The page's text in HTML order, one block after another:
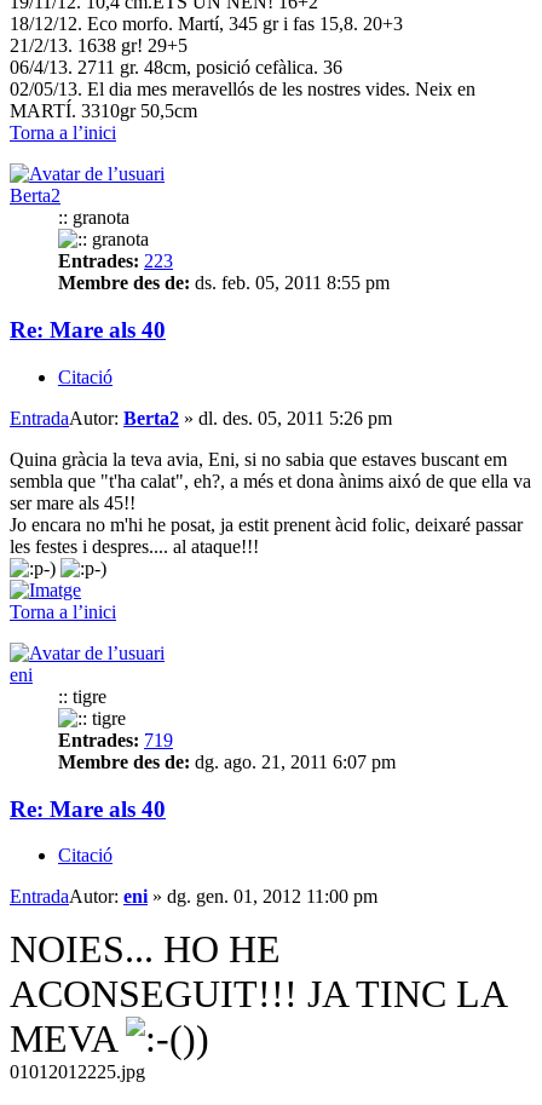
18/12/12. Eco morfo. Martí, 345 gr i fas 15,8. 20+3
21/2/13. 1638 gr! 29+5
06/4/13. 2711 gr. 48cm, posició cefàlica. 36
02/05/13. El dia mes meravellós de les nostres vides. Neix en
MARTÍ. 3310gr 50,5cm
Torna a l’inici
Berta2
:: granota
Entrades: 223
Membre des de: ds. feb. 05, 2011 8:55 pm
Re: Mare als 40
Citació
EntradaAutor: Berta2 » dl. des. 05, 2011 5:26 pm
Quina gràcia la teva avia, Eni, si no sabia que estaves buscant em
sembla que "t'ha calat", eh?, a més et dona ànims aixó de que ella va
ser mare als 45!!
Jo encara no m'hi he posat, ja estit prenent àcid folic, deixaré passar
les festes i despres.... al ataque!!!
Torna a l’inici
eni
:: tigre
Entrades: 719
Membre des de: dg. ago. 21, 2011 6:07 pm
Re: Mare als 40
Citació
EntradaAutor: eni » dg. gen. 01, 2012 11:00 pm
NOIES... HO HE
ACONSEGUIT!!! JA TINC LA
MEVA
01012012225.jpg